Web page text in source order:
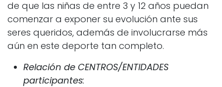
de que las niñas de entre 3 y 12 años puedan
comenzar a exponer su evolución ante sus
seres queridos, además de involucrarse más
aún en este deporte tan completo.
Relación de CENTROS/ENTIDADES
participantes: